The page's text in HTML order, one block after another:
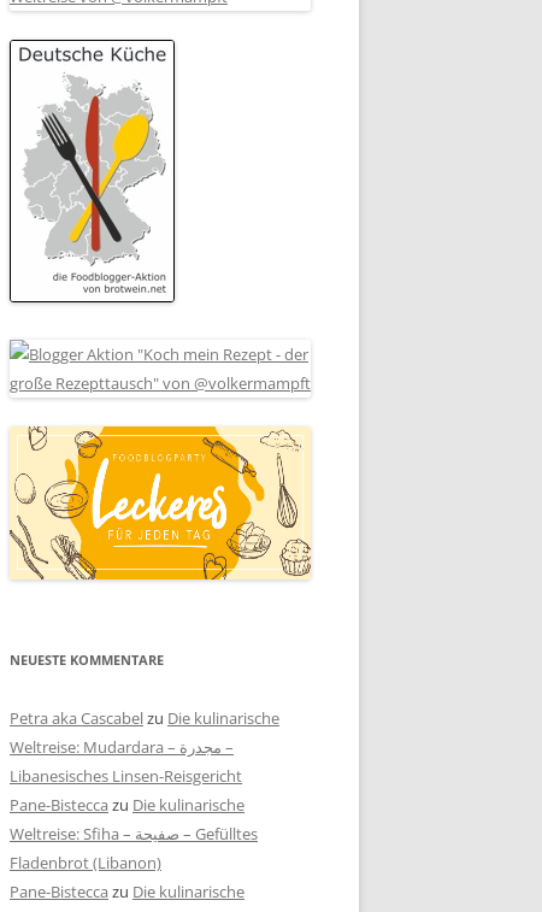
NEUESTE KOMMENTARE
Petra aka Cascabelzu Die kulinarische
Weltreise: Mudardara – مجدرة –
Libanesisches Linsen-Reisgericht
Pane-Bistecca zu Die kulinarische
Weltreise: Sfiha – صفيحة – Gefülltes
Fladenbrot (Libanon)
Pane-Bistecca zu Die kulinarische